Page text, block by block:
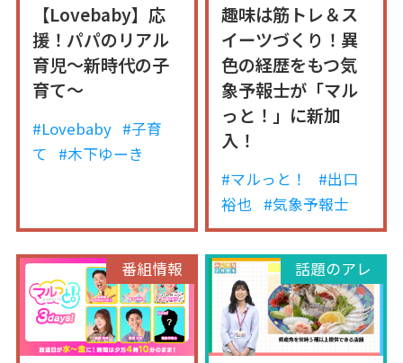
【Lovebaby】応
援！パパのリアル
育児～新時代の子
育て～
#Lovebaby #子育
て
#木下ゆーき
趣味は筋トレ＆ス
イーツづくり！異
色の経歴をもつ気
象予報士が「マル
っと！」に新加
入！
#マルっと！
#出口
裕也 #気象予報士
番組情報 話題のアレ